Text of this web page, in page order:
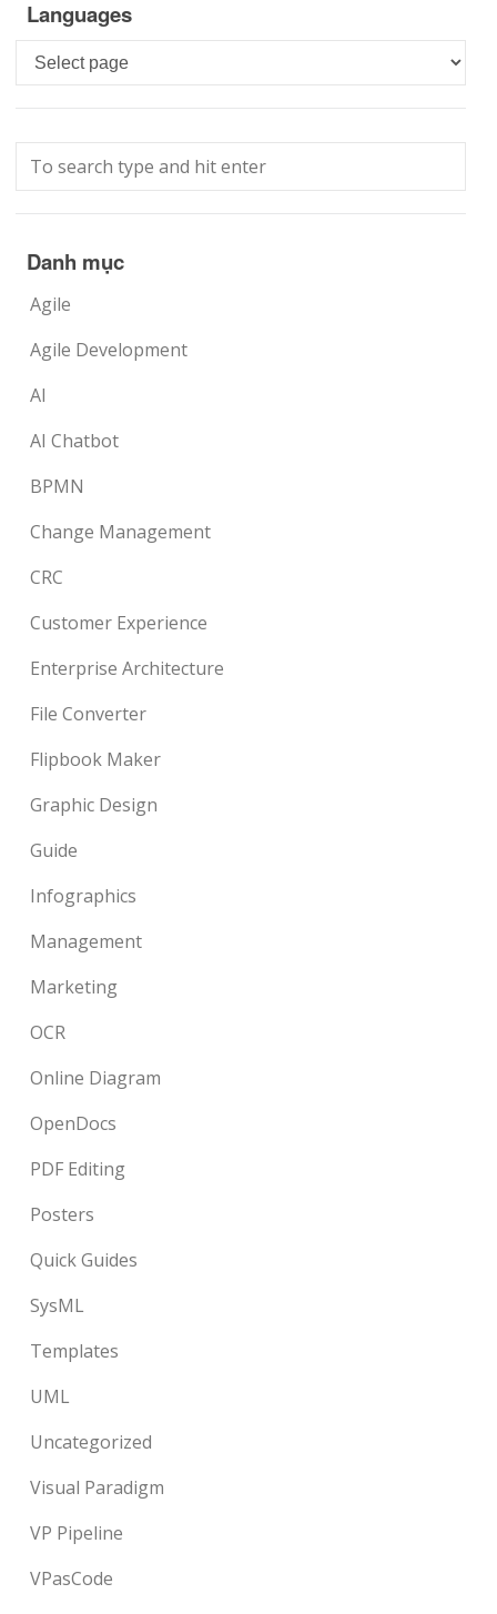
Languages
Languages
Danh mục
Agile
Agile Development
AI
AI Chatbot
BPMN
Change Management
CRC
Customer Experience
Enterprise Architecture
File Converter
Flipbook Maker
Graphic Design
Guide
Infographics
Management
Marketing
OCR
Online Diagram
OpenDocs
PDF Editing
Posters
Quick Guides
SysML
Templates
UML
Uncategorized
Visual Paradigm
VP Pipeline
VPasCode